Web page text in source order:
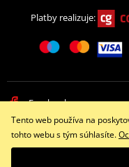
Platby realizuje:
Facebook
Copyright
Tento web používa na
tohto webu s tým súhlasíte.